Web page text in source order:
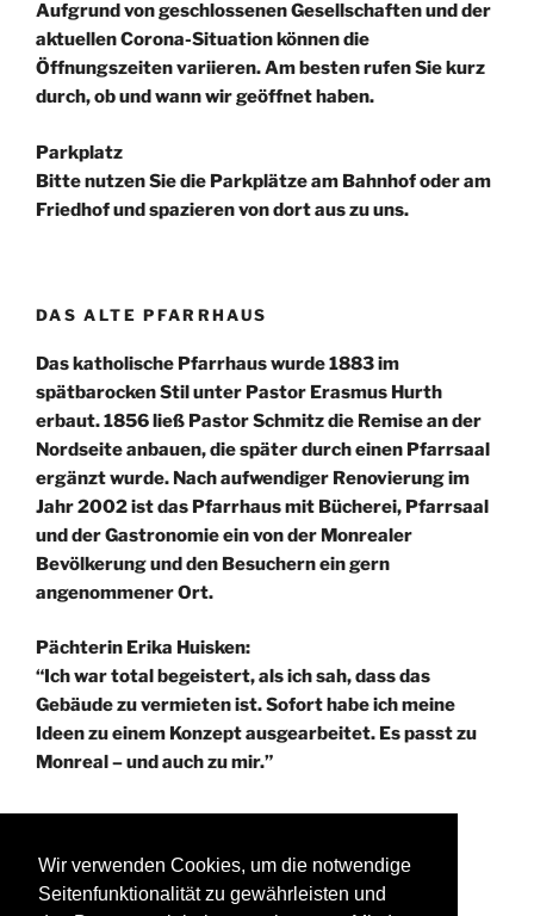
Wir verwenden Cookies, um die notwendige
Seitenfunktionalität zu gewährleisten und
Aufgrund von geschlossenen Gesellschaften und der
aktuellen Corona-Situation können die
Öffnungszeiten variieren. Am besten rufen Sie kurz
durch, ob und wann wir geöffnet haben.
Parkplatz
Bitte nutzen Sie die Parkplätze am Bahnhof oder am
Friedhof und spazieren von dort aus zu uns.
DAS ALTE PFARRHAUS
Das katholische Pfarrhaus wurde 1883 im
spätbarocken Stil unter Pastor Erasmus Hurth
erbaut. 1856 ließ Pastor Schmitz die Remise an der
Nordseite anbauen, die später durch einen Pfarrsaal
ergänzt wurde. Nach aufwendiger Renovierung im
Jahr 2002 ist das Pfarrhaus mit Bücherei, Pfarrsaal
und der Gastronomie ein von der Monrealer
Bevölkerung und den Besuchern ein gern
angenommener Ort.
Pächterin Erika Huisken:
“Ich war total begeistert, als ich sah, dass das
Gebäude zu vermieten ist. Sofort habe ich meine
Ideen zu einem Konzept ausgearbeitet. Es passt zu
Monreal – und auch zu mir.”
®PPS KOBLENZ